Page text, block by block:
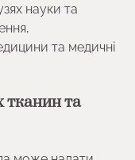
науки та
та медичні
тканин та